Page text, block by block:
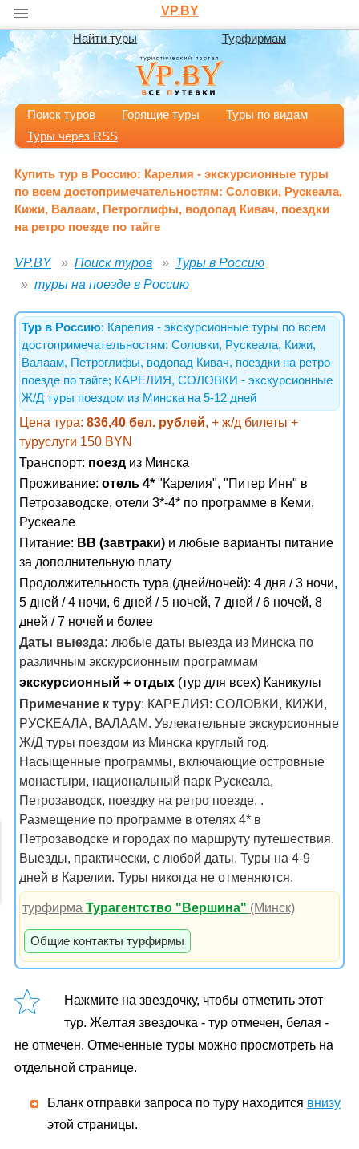
VP.BY
Найти туры Турфирмам
Поиск туров Горящие туры
Туры по видам
Туры через RSS
Купить тур в Россию: Карелия - экскурсионные туры
по всем достопримечательностям: Соловки, Рускеала,
Кижи, Валаам, Петроглифы, водопад Кивач, поездки
на ретро поезде по тайге
VP.BY Поиск туров
Туры в Россию
туры на поезде в Россию
Тур в Россию: Карелия - экскурсионные туры по всем
достопримечательностям: Соловки, Рускеала, Кижи,
Валаам, Петроглифы, водопад Кивач, поездки на ретро
поезде по тайге; КАРЕЛИЯ, СОЛОВКИ - экскурсионные
Ж/Д туры поездом из Минска на 5-12 дней
Цена тура: 836,40 бел. рублей, + ж/д билеты +
туруслуги 150 BYN
Транспорт: поезд из Минска
Проживание: отель 4* "Карелия", "Питер Инн" в
Петрозаводске, отели 3*-4* по программе в Кеми,
Рускеале
Питание: BB (завтраки) и любые варианты питание
за дополнительную плату
Продолжительность тура (дней/ночей): 4 дня / 3 ночи,
5 дней / 4 ночи, 6 дней / 5 ночей, 7 дней / 6 ночей, 8
дней / 7 ночей и более
Даты выезда: любые даты выезда из Минска по
различным экскурсионным программам
экскурсионный + отдых (тур для всех) Каникулы
Примечание к туру: КАРЕЛИЯ: СОЛОВКИ, КИЖИ,
РУСКЕАЛА, ВАЛААМ. Увлекательные экскурсионные
Ж/Д туры поездом из Минска круглый год.
Насыщенные программы, включающие островные
монастыри, национальный парк Рускеала,
Петрозаводск, поездку на ретро поезде, .
Размещение по программе в отелях 4* в
Петрозаводске и городах по маршруту путешествия.
Выезды, практически, с любой даты. Туры на 4-9
дней в Карелии. Туры никогда не отменяются.
турфирмаТурагентство "Вершина" (Минск)
Общие контакты турфирмы
Нажмите на звездочку, чтобы отметить этот
тур. Желтая звездочка - тур отмечен, белая -
не отмечен. Отмеченные туры можно просмотреть на
отдельной странице.
Бланк отправки запроса по туру находится внизу
этой страницы.